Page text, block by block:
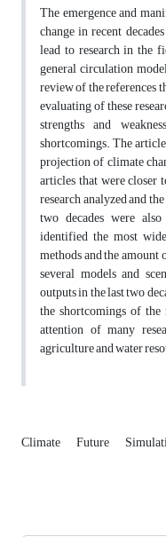
The emergence and
change in recent
lead to research in the
general circulation
review of the references
evaluating of these
strengths and
shortcomings. The
projection of climate
articles that were closer
research analyzed and
two decades were
identified the most
methods and the
several models and
outputs in the last two
the shortcomings of the
attention of many
agriculture and water
Climate Future